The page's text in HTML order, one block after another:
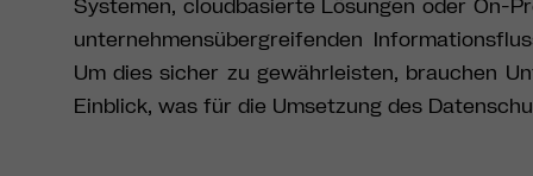
Systemen, cloudbasierte Lösungen oder On-
unternehmensübergreifenden
Um dies sicher zu gewährleisten, brauchen
Einblick, was für die Umsetzung des